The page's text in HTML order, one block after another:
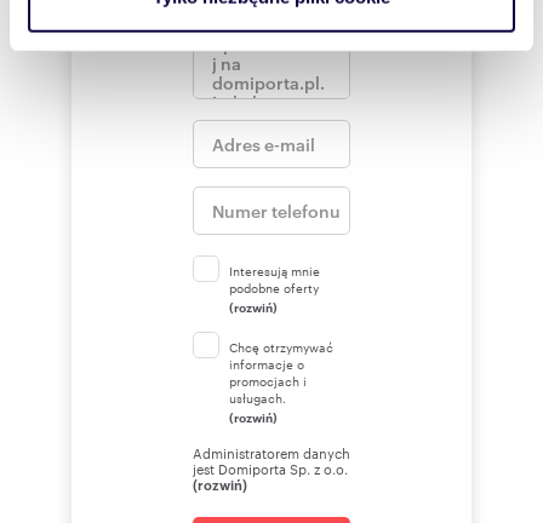
korzystasz z naszej witryny, udostępniamy partnerom
Partnerzy mogą połączyć te informacje z innymi danymi
otrzymanymi od Ciebie lub uzyskanymi podczas
korzystania z ich usług.
Interesują mnie
podobne oferty
(rozwiń)
Chcę otrzymywać
informacje o
promocjach i
usługach.
(rozwiń)
Administratorem danych
jest Domiporta Sp. z o.o.
(rozwiń)